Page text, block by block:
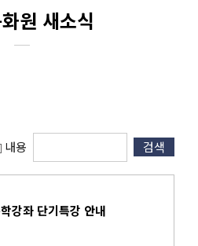
원 새소식
내용
강좌 단기특강 안내